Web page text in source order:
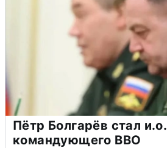
Пётр Болгарёв стал и.о.
командующего ВВО